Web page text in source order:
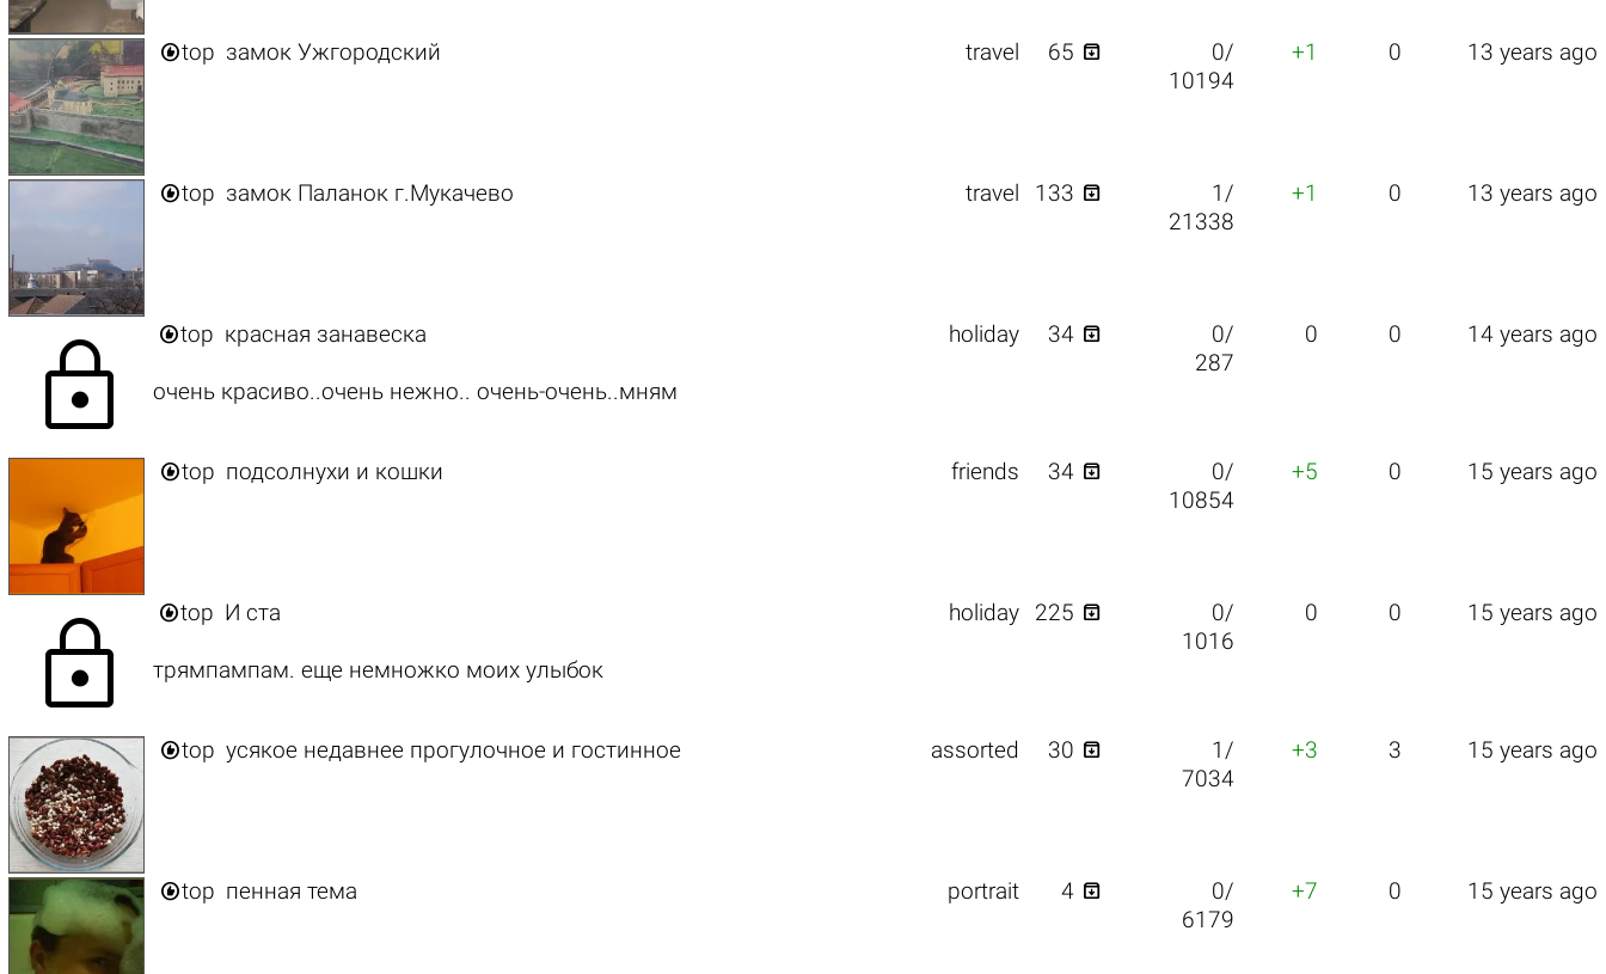
top замок Ужгородский travel 65 
0/
10194
+1 0 13 years ago
top замок Паланок г.Мукачево travel 133 
1/
21338
+1 0 13 years ago
lock top красная занавеска
очень красиво..очень нежно.. очень-очень..мням
holiday 34 
0/
287
0 0 14 years ago
top подсолнухи и кошки friends 34 
0/
10854
+5 0 15 years ago
lock top И ста
трямпампам. еще немножко моих улыбок
holiday 225 
0/
1016
0 0 15 years ago
top усякое недавнее прогулочное и гостинное assorted 30 
1/
7034
+3 3 15 years ago
top пенная тема portrait 4 
0/
6179
+7 0 15 years ago